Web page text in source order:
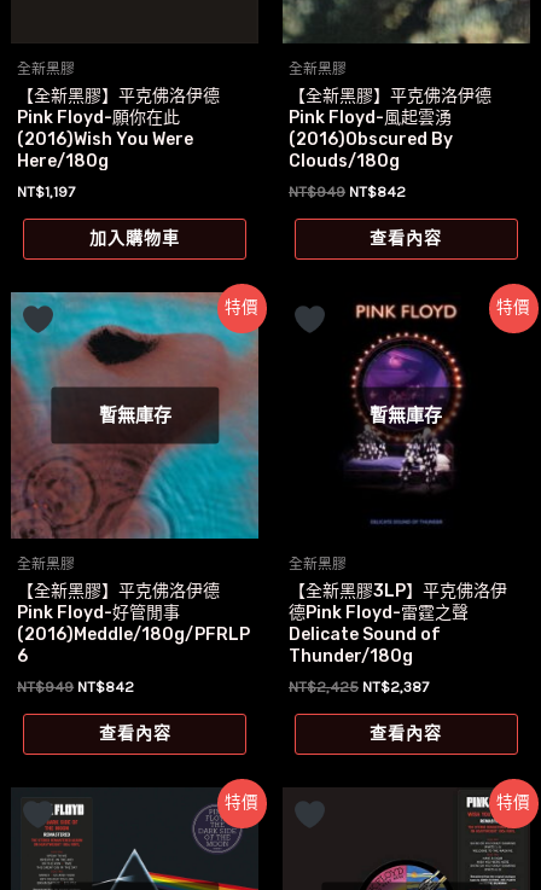
全新黑膠
【全新黑膠】平克佛洛伊德
Pink Floyd-願你在此
(2016)Wish You Were
Here/180g
NT$1,197
加入購物車
全新黑膠
【全新黑膠】平克佛洛伊德
Pink Floyd-風起雲湧
(2016)Obscured By
Clouds/180g
NT$949 原
格：
NT$842目
價
格：
查看內容
特價
暫無庫存
全新黑膠
【全新黑膠】平克佛洛伊德
Pink Floyd-好管閒事
(2016)Meddle/180g/PFRLP
6
NT$949 原
格：
NT$842目
價
格：
查看內容
特價
暫無庫存
全新黑膠
【全新黑膠3LP】平克佛洛伊
德Pink Floyd-雷霆之聲
Delicate Sound of
Thunder/180g
NT$2,425 原
價
格：
NT$2,387目
價
格：
查看內容
特價 特價